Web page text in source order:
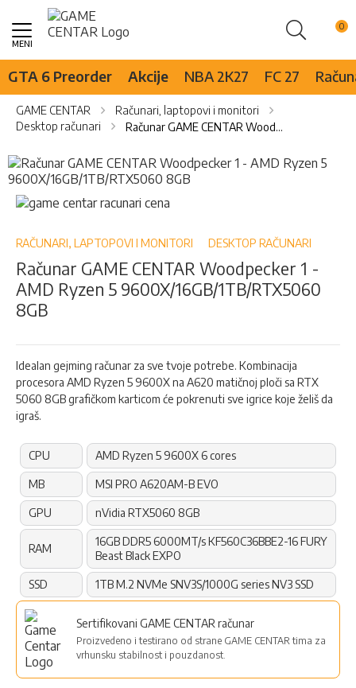
Pretraži
Skip
Content
GTA 6 Preorder Akcije NBA 2K27 FC 27
GAME CENTAR
Računari, laptopovi i monitori
Desktop računari
Računar GAME CENTAR Woodpecker 1 - AMD Ryzen 5 9600X/16GB/1TB/RTX5060 8GB
Skip
to
the
end
the
images
gallery
Skip
to
beginning
the
images
gallery
RAČUNARI, LAPTOPOVI I MONITORI DESKTOP RAČUNARI
Računar GAME CENTAR Woodpecker 1 -
AMD Ryzen 5 9600X/16GB/1TB/RTX5060
8GB
Idealan gejming računar za sve tvoje potrebe. Kombinacija
procesora AMD Ryzen 5 9600X na A620 matičnoj ploči sa RTX
5060 8GB grafičkom karticom će pokrenuti sve igrice koje želiš da
igraš.
CPU AMD Ryzen 5 9600X 6 cores
MB MSI PRO A620AM-B EVO
GPU nVidia RTX5060 8GB
RAM
16GB DDR5 6000MT/s KF560C36BBE2-16 FURY
Beast Black EXPO
SSD 1TB M.2 NVMe SNV3S/1000G series NV3 SSD
Sertifikovani GAME CENTAR računar
Proizvedeno i testirano od strane GAME CENTAR tima za
vrhunsku stabilnost i pouzdanost.